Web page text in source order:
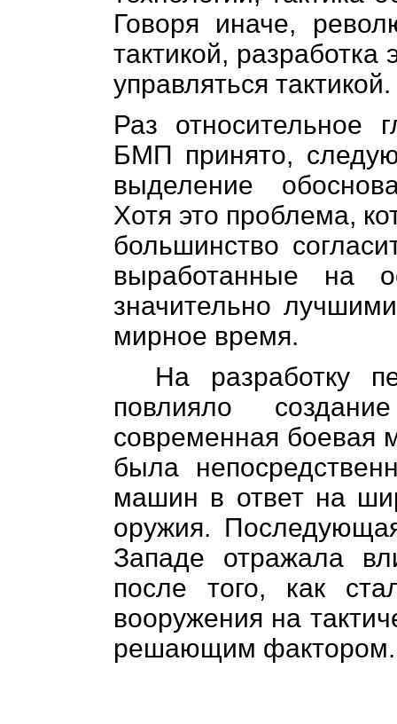
Говоря иначе,
тактикой,
управляться тактикой.
Раз относительное
БМП принято,
выделение
Хотя это проблема,
большинство
выработанные на
значительно
мирное время.
На разработку
повлияло
современная боевая
была
машин в ответ на
оружия.
Западе отражала
после того, как
вооружения на
решающим фактором.